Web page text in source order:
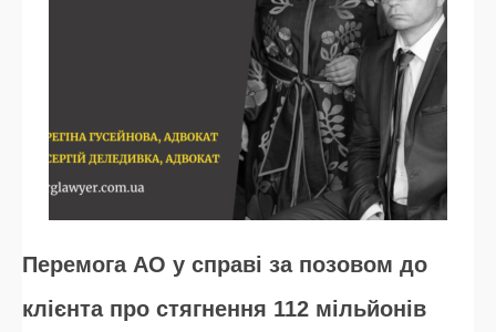
Перемога АО у справі за позовом до
клієнта про стягнення 112 мільйонів